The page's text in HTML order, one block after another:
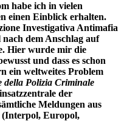
habe ich in vielen
einen Einblick erhalten.
Investigativa Antimafia
dem Anschlag auf
Hier wurde mir die
und dass es schon
ein weltweites Problem
della Polizia Criminale
der
Meldungen aus
(Interpol, Europol,